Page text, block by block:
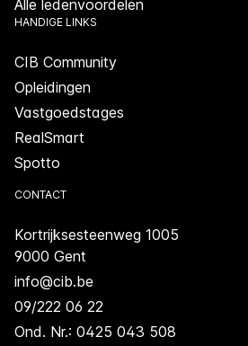
Alle ledenvoordelen
HANDIGE LINKS
CIB Community
Opleidingen
Vastgoedstages
RealSmart
Spotto
CONTACT
Kortrijksesteenweg 1005
9000 Gent
info@cib.be
09/222 06 22
Ond. Nr.: 0425 043 508